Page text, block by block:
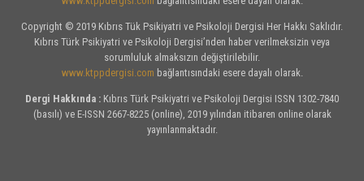
Copyright © 2019 Kıbrıs Tük Psikiyatri ve Psikoloji Dergisi Her Hakkı Saklıdır.
Kıbrıs Türk Psikiyatri ve Psikoloji Dergisi’nden haber verilmeksizin veya
sorumluluk almaksızın değiştirilebilir.
www.ktppdergisi.com bağlantısındaki esere dayalı olarak.
Dergi Hakkında : Kıbrıs Türk Psikiyatri ve Psikoloji Dergisi ISSN 1302-7840
(basılı) ve E-ISSN 2667-8225 (online), 2019 yılından itibaren online olarak
yayınlanmaktadır.